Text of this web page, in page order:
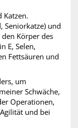
Katzen.
Seniorkatze) und
Körper des
E, Selen,
Fettsäuren und
um
Schwäche,
Operationen,
und bei